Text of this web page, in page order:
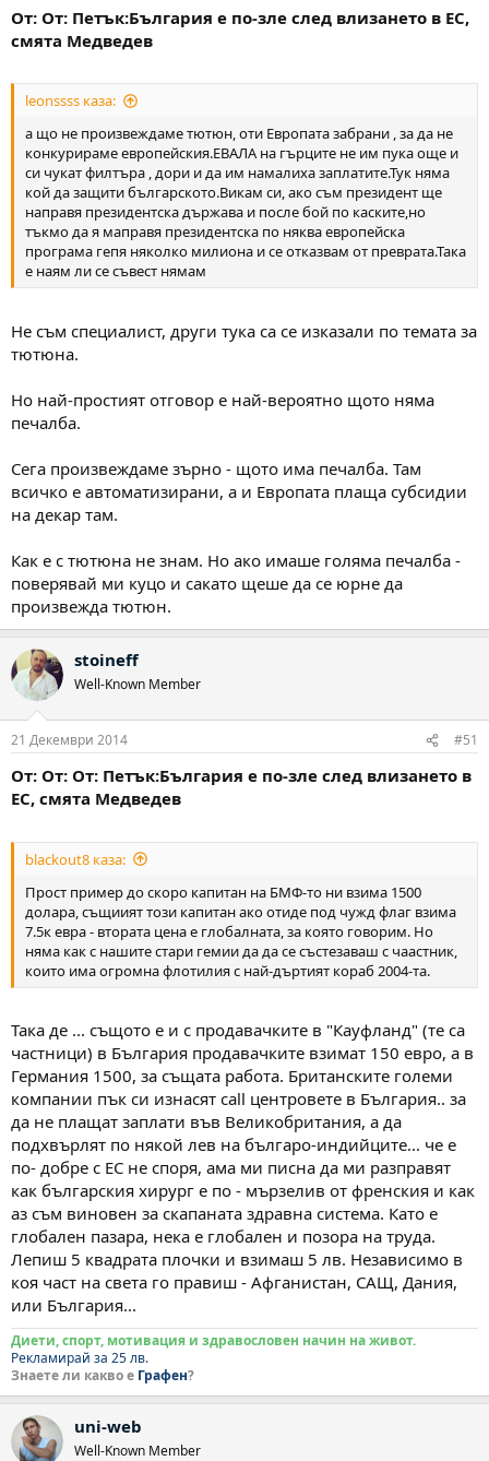
От: От: Петък:България е по-зле след влизането в ЕС,
смята Медведев
leonssss каза:
а що не произвеждаме тютюн, оти Европата забрани , за да не
конкурираме европейския.ЕВАЛА на гърците не им пука още и
си чукат филтъра , дори и да им намалиха заплатите.Тук няма
кой да защити българското.Викам си, ако съм президент ще
направя президентска държава и после бой по каските,но
тъкмо да я маправя президентска по няква европейска
програма гепя няколко милиона и се отказвам от преврата.Така
е наям ли се съвест нямам
Не съм специалист, други тука са се изказали по темата за
тютюна.
Но най-простият отговор е най-вероятно щото няма
печалба.
Сега произвеждаме зърно - щото има печалба. Там
всичко е автоматизирани, а и Европата плаща субсидии
на декар там.
Как е с тютюна не знам. Но ако имаше голяма печалба -
поверявай ми куцо и сакато щеше да се юрне да
произвежда тютюн.
stoineff
Well-Known Member
21 Декември 2014 #51
От: От: От: Петък:България е по-зле след влизането в
ЕС, смята Медведев
blackout8 каза:
Прост пример до скоро капитан на БМФ-то ни взима 1500
долара, същиият този капитан ако отиде под чужд флаг взима
7.5к евра - втората цена е глобалната, за която говорим. Но
няма как с нашите стари гемии да да се състезаваш с чаастник,
които има огромна флотилия с най-дъртият кораб 2004-та.
Така де ... същото е и с продавачките в "Кауфланд" (те са
частници) в България продавачките взимат 150 евро, а в
Германия 1500, за същата работа. Британските големи
компании пък си изнасят call центровете в България.. за
да не плащат заплати във Великобритания, а да
подхвърлят по някой лев на българо-индийците... че е
по- добре с ЕС не споря, ама ми писна да ми разправят
как българския хирург е по - мързелив от френския и как
аз съм виновен за скапаната здравна система. Като е
глобален пазара, нека е глобален и позора на труда.
Лепиш 5 квадрата плочки и взимаш 5 лв. Независимо в
коя част на света го правиш - Афганистан, САЩ, Дания,
или България...
Диети, спорт, мотивация и здравословен начин на живот.
Рекламирай за 25 лв.
Знаете ли какво е Графен?
uni-web
Well-Known Member